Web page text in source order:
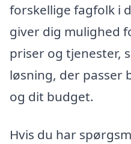
forskellige fagfolk i
giver dig mulighed
priser og tjenester,
løsning, der passer
og dit budget.
Hvis du har